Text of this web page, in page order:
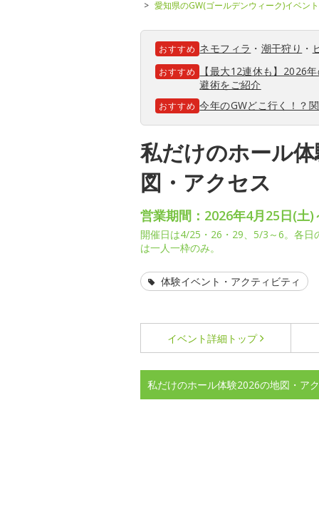
愛知県のGW(ゴールデンウィーク)イベント
おすすめ ネモフィラ ・ 潮干狩り ・
おすすめ
【最大12連休も】2026
避術をご紹介
おすすめ 今年のGWどこ行く！？
私だけのホール
図・アクセス
営業期間：2026年4月25日(土)
開催日は4/25・26・29、5/3～6。各日
は一人一枠のみ。
体験イベント・アクティビティ
イベント詳細 トップ
私だけのホール体験2026の地図・ア